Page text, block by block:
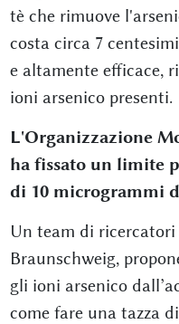
tè che rimuove
costa circa 7
e altamente efficace,
ioni arsenico presenti.
L'Organizzazione
ha fissato un limite
di 10 microgrammi
Un team di
Braunschweig,
gli ioni arsenico
come fare una tazza